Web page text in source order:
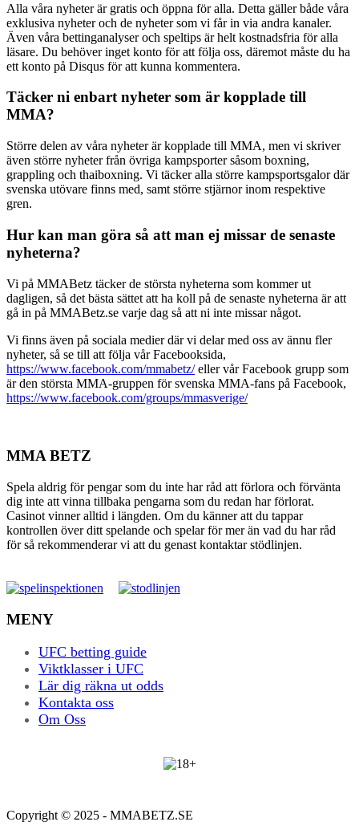
Alla våra nyheter är gratis och öppna för alla. Detta gäller både våra
exklusiva nyheter och de nyheter som vi får in via andra kanaler.
Även våra bettinganalyser och speltips är helt kostnadsfria för alla
läsare. Du behöver inget konto för att följa oss, däremot måste du ha
ett konto på Disqus för att kunna kommentera.
Täcker ni enbart nyheter som är kopplade till
MMA?
Större delen av våra nyheter är kopplade till MMA, men vi skriver
även större nyheter från övriga kampsporter såsom boxning,
grappling och thaiboxning. Vi täcker alla större kampsportsgalor där
svenska utövare finns med, samt större stjärnor inom respektive
gren.
Hur kan man göra så att man ej missar de senaste
nyheterna?
Vi på MMABetz täcker de största nyheterna som kommer ut
dagligen, så det bästa sättet att ha koll på de senaste nyheterna är att
gå in på MMABetz.se varje dag så att ni inte missar något.
Vi finns även på sociala medier där vi delar med oss av ännu fler
nyheter, så se till att följa vår Facebooksida,
https://www.facebook.com/mmabetz/eller vår Facebook grupp som
är den största MMA-gruppen för svenska MMA-fans på Facebook,
https://www.facebook.com/groups/mmasverige/
MMA BETZ
Spela aldrig för pengar som du inte har råd att förlora och förvänta
dig inte att vinna tillbaka pengarna som du redan har förlorat.
Casinot vinner alltid i längden. Om du känner att du tappar
kontrollen över ditt spelande och spelar för mer än vad du har råd
för så rekommenderar vi att du genast kontaktar stödlinjen.
MENY
UFC betting guide
Viktklasser i UFC
Lär dig räkna ut odds
Kontakta oss
Om Oss
Copyright © 2025 - MMABETZ.SE